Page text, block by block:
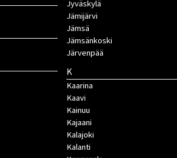
Jyväskylä
Jämijärvi
Jämsä
Jämsänkoski
Järvenpää
K
Kaarina
Kaavi
Kainuu
Kajaani
Kalajoki
Kalanti